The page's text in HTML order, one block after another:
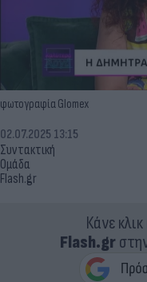
φωτογραφία Glomex
Συντακτική
Ομάδα
Flash.gr
02.07.2025 13:15
Κάνε
Flash.gr